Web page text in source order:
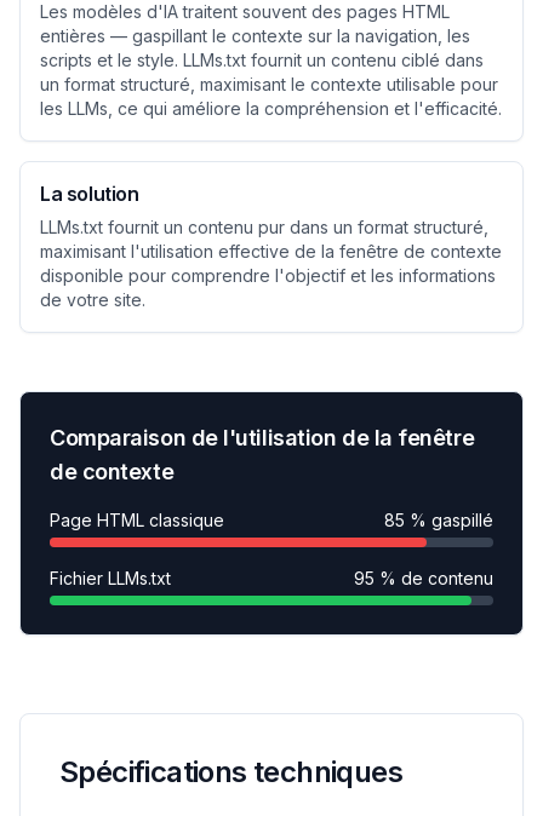
Les modèles d'IA traitent souvent des pages HTML
entières — gaspillant le contexte sur la navigation, les
scripts et le style. LLMs.txt fournit un contenu ciblé dans
un format structuré, maximisant le contexte utilisable pour
les LLMs, ce qui améliore la compréhension et l'efficacité.
La solution
LLMs.txt fournit un contenu pur dans un format structuré,
maximisant l'utilisation effective de la fenêtre de contexte
disponible pour comprendre l'objectif et les informations
de votre site.
Comparaison de l'utilisation de la fenêtre
de contexte
Page HTML classique 85 % gaspillé
Fichier LLMs.txt 95 % de contenu
Spécifications techniques